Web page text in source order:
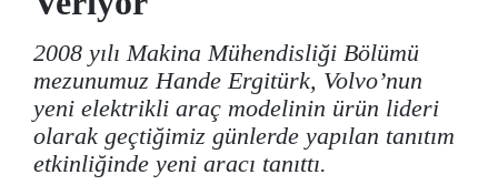
2008 yılı Makina Mühendisliği Bölümü
mezunumuz Hande Ergitürk, Volvo’nun
yeni elektrikli araç modelinin ürün lideri
olarak geçtiğimiz günlerde yapılan tanıtım
etkinliğinde yeni aracı tanıttı.